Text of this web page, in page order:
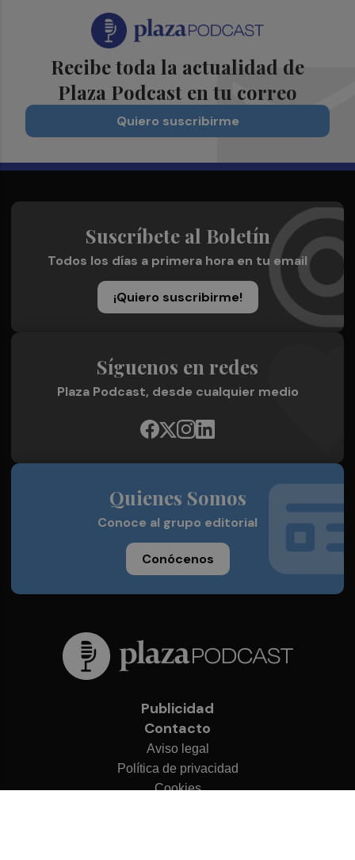
Recibe toda la actualidad de
Plaza Podcast en tu correo
Quiero suscribirme
Suscríbete al Boletín
Todos los días a primera hora en tu email
¡Quiero suscribirme!
Síguenos en redes
Plaza Podcast, desde cualquier medio
Quienes Somos
Conoce al grupo editorial
Conócenos
Publicidad
Contacto
Aviso legal
Política de privacidad
Cookies